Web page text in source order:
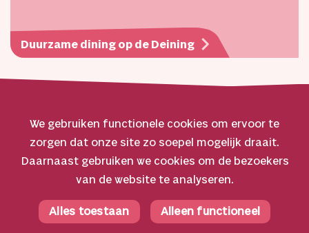
Duurzame dining op de Deining
© 2026 Oerol
Algemene voorwaarden
Privacyverklaring
Facebook
We gebruiken functionele cookies om ervoor te
zorgen dat onze site zo soepel mogelijk draait.
Daarnaast gebruiken we cookies om de bezoekers
van de website te analyseren.
Alles toestaan Alleen functioneel